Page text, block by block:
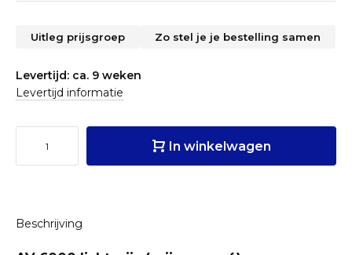
Uitleg prijsgroep Zo stel je je bestelling samen
Levertijd: ca. 9 weken
Levertijd informatie
In winkelwagen
Beschrijving